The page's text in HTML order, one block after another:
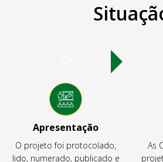
Apresentação
O projeto foi protocolado,
lido, numerado, publicado e
As